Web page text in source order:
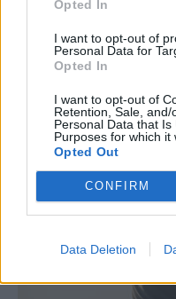
Opted In
I want to opt-out of
Personal Data for
Opted In
I want to opt-out of
Retention, Sale,
Personal Data that
Purposes for which it
Opted Out
CONFIRM
Data Deletion
είναι στραμμένα
σπάνιο θα συμβεί
Πε, 6 Αυγ 2026 21:47